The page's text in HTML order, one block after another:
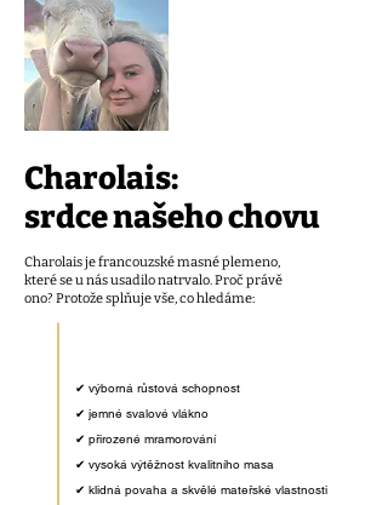
Charolais:
srdce našeho chovu
Charolais je francouzské masné plemeno,
které se u nás usadilo natrvalo. Proč právě
ono? Protože splňuje vše, co hledáme:​
✔ výborná růstová schopnost
✔ jemné svalové vlákno
✔ přirozené mramorování
✔ vysoká výtěžnost kvalitního masa
✔ klidná povaha a skvělé mateřské vlastnosti